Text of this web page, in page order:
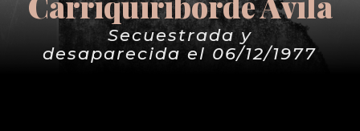
Secuestrada y
desaparecida el 06/12/1977